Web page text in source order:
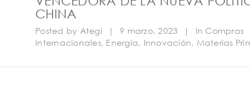
CHINA
Posted by Ategi | 9 marzo, 2023 | In Compras
internacionales, Energía, Innovación, Materias